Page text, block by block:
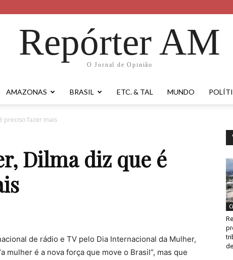
Repórter AM
O Jornal de Opinião
AMAZONAS BRASIL ETC. & TAL MUNDO
preciso fazer mais
Dilma diz que é
de rádio e TV pelo Dia Internacional da Mulher,
mulher é a nova força que move o Brasil”, mas que